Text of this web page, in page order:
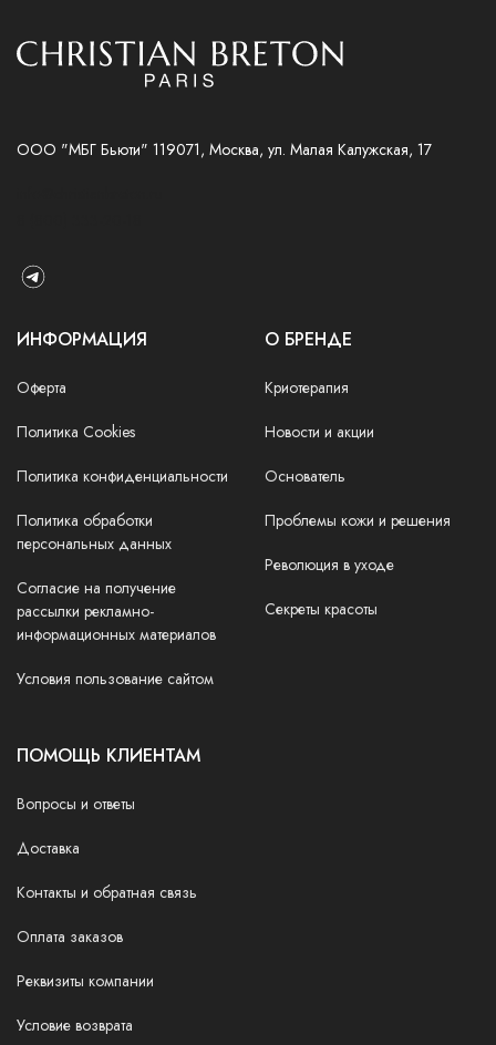
ООО "МБГ Бьюти" 119071, Москва, ул. Малая Калужская, 17
ИНФОРМАЦИЯ
Оферта
Политика Cookies
Политика конфиденциальности
Политика обработки
персональных данных
Согласие на получение
рассылки рекламно-
информационных материалов
Условия пользование сайтом
О БРЕНДЕ
Криотерапия
Новости и акции
Основатель
Проблемы кожи и решения
Революция в уходе
Секреты красоты
ПОМОЩЬ КЛИЕНТАМ
Вопросы и ответы
Доставка
Контакты и обратная связь
Оплата заказов
Реквизиты компании
Условие возврата